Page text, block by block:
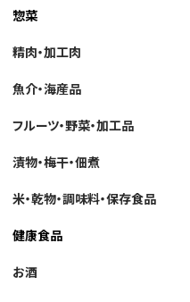
惣菜
精肉・加工肉
魚介・海産品
フルーツ・野菜・加工品
漬物・梅干・佃煮
米・乾物・調味料・保存食品
健康食品
お酒